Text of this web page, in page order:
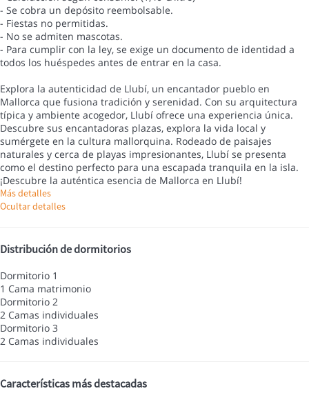
- Se cobra un depósito reembolsable.
- Fiestas no permitidas.
- No se admiten mascotas.
- Para cumplir con la ley, se exige un documento de identidad a
todos los huéspedes antes de entrar en la casa.
Explora la autenticidad de Llubí, un encantador pueblo en
Mallorca que fusiona tradición y serenidad. Con su arquitectura
típica y ambiente acogedor, Llubí ofrece una experiencia única.
Descubre sus encantadoras plazas, explora la vida local y
sumérgete en la cultura mallorquina. Rodeado de paisajes
naturales y cerca de playas impresionantes, Llubí se presenta
como el destino perfecto para una escapada tranquila en la isla.
¡Descubre la auténtica esencia de Mallorca en Llubí!
Más detalles
Ocultar detalles
Distribución de dormitorios
Dormitorio 1
1 Cama matrimonio
Dormitorio 2
2 Camas individuales
Dormitorio 3
2 Camas individuales
Características más destacadas